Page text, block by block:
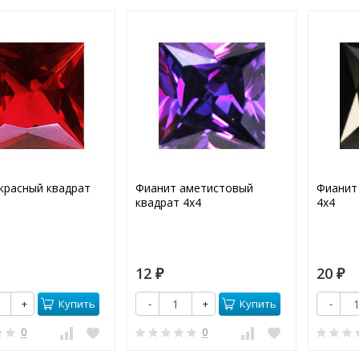
квадрат
+ Купить
0
Фианит аметистовый
квадрат 4х4
12 ₽
- + Купить
0
Фианит
4х4
20 ₽
-